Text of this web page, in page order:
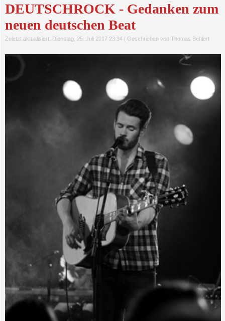
DEUTSCHROCK - Gedanken zum
neuen deutschen Beat
Zuletzt aktualisiert: Dienstag, 25. Juli 2017 23:34| Geschrieben von Thomas Behlert